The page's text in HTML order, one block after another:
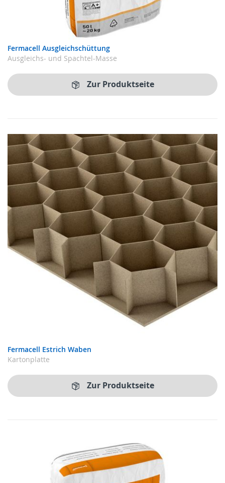
Fermacell Ausgleichschüttung
Ausgleichs- und Spachtel-Masse
Zur Produktseite
Fermacell Estrich Waben
Kartonplatte
Zur Produktseite